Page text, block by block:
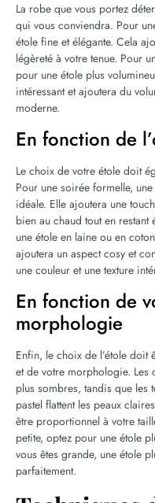
La robe que vous portez
qui vous conviendra. Pour
étole fine et élégante. Cela
légèreté à votre tenue. Pour
pour une étole plus
intéressant et ajoutera du
moderne.
En fonction de
Le choix de votre étole doit
Pour une soirée formelle,
idéale. Elle ajoutera une
bien au chaud tout en restant
une étole en laine ou en
ajoutera un aspect cosy et
une couleur et une texture
En fonction de
morphologie
Enfin, le choix de l’étole doit
et de votre morphologie. Les
plus sombres, tandis que les
pastel flattent les peaux
être proportionnel à votre
petite, optez pour une étole
vous êtes grande, une étole
parfaitement.